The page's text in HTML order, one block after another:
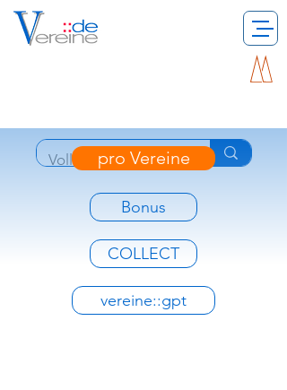
pro Vereine
Bonus
COLLECT
vereine::gpt